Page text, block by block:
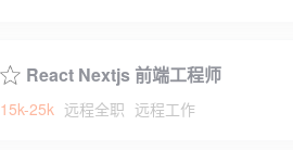
React Nextjs 前端工程师
15k-25k 远程全职 远程工作